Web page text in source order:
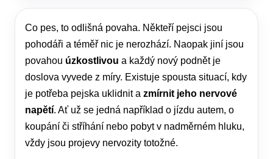
Co pes, to odlišná povaha. Někteří pejsci jsou
pohodáři a téměř nic je nerozhází. Naopak jiní jsou
povahou úzkostlivou a každý nový podnět je
doslova vyvede z míry. Existuje spousta situací, kdy
je potřeba pejska uklidnit a zmírnit jeho nervové
napětí. Ať už se jedná například o jízdu autem, o
koupání či stříhání nebo pobyt v nadměrném hluku,
vždy jsou projevy nervozity totožné.